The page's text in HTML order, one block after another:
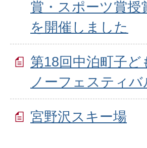
賞・スポーツ賞授
を開催しました
第18回中泊町子ど
ノーフェスティバ
宮野沢スキー場